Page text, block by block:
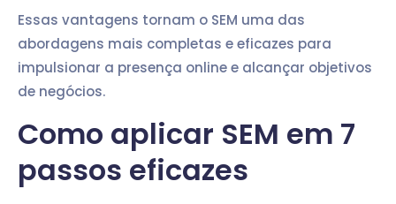
Essas vantagens tornam o SEM uma das
abordagens mais completas e eficazes para
impulsionar a presença online e alcançar objetivos
de negócios.
Como aplicar SEM em 7
passos eficazes